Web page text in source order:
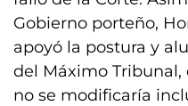
Gobierno porteño,
apoyó la postura y
del Máximo
no se modificaría